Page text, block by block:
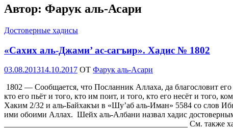
Автор: Фарук аль-Асари
Достоверные хадисы
«Сахих аль-Джами’ ас-сагъир». Хадис № 1802
Опубликовано
03.08.201314.10.2017 OT Фарук аль-Асари
1802 — Сообщается, что Посланник Аллаха, да благословит
кто его пьёт и того, кто им поит, и того, кто его несёт и того,
Хаким 2/32 и аль-Байхакъи в «Шу’аб аль-Иман» 5584 со слов
ими обоими Аллах. Шейх аль-Албани назвал хадис
_____________________________________________ См.